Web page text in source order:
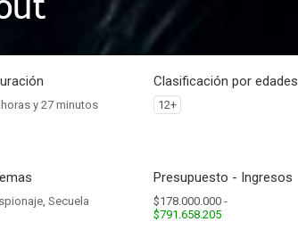
y 27 minutos
Clasificación por edades
12+
, Secuela
Presupuesto - Ingresos
$178.000.000 -
$791.658.205